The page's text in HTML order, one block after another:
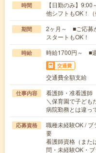
時間
【日勤のみ】
他シフトもOK！
期間
2ヶ月～ ■ご応募
スタートもOK！
時給 時給1700円～ ■
交通費
交通費全額支給
仕事内容
看護師・准看護師
＼保育園で子ども
病院勤務とは違っ
応募資格
職種未経験OK / ブ
要
看護師資格（また
問・未経験OK・